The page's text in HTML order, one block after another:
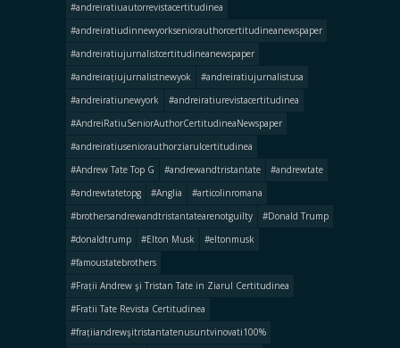
#andreiratiuautorrevistacertitudinea
#andreiratiudinnewyorkseniorauthorcertitudineanewspaper
#andreiratiujurnalistcertitudineanewspaper
#andreirațiujurnalistnewyok
#andreiratiujurnalistusa
#andreiratiunewyork
#andreiratiurevistacertitudinea
#AndreiRatiuSeniorAuthorCertitudineaNewspaper
#andreiratiuseniorauthorziarulcertitudinea
#Andrew Tate Top G
#andrewandtristantate
#andrewtate
#andrewtatetopg
#Anglia
#articolinromana
#brothersandrewandtristantatearenotguilty
#Donald Trump
#donaldtrump
#Elton Musk
#eltonmusk
#famoustatebrothers
#Frații Andrew şi Tristan Tate in Ziarul Certitudinea
#Fratii Tate Revista Certitudinea
#frațiiandrewşitristantatenusuntvinovati100%